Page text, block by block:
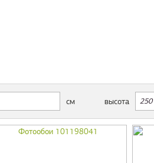
см высота